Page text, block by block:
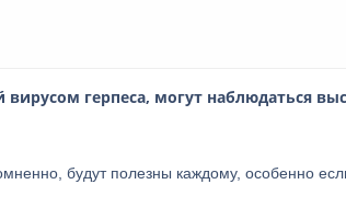
герпеса, могут наблюдаться
будут полезны каждому, особенно